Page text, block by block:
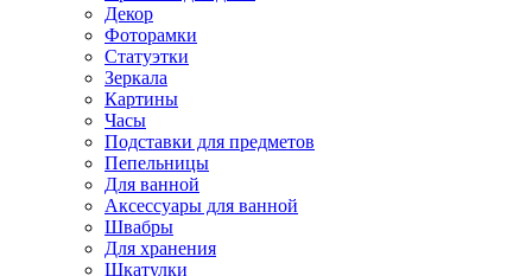
Декор
Фоторамки
Статуэтки
Зеркала
Картины
Часы
Подставки для предметов
Пепельницы
Для ванной
Аксессуары для ванной
Швабры
Для хранения
Шкатулки